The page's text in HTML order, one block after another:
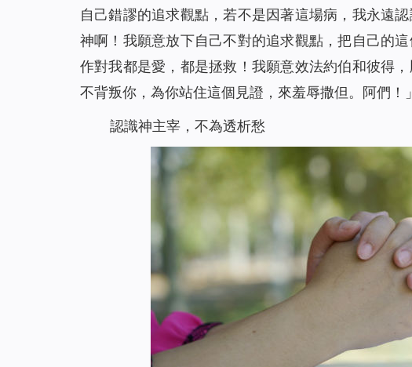
自己錯謬的追求觀點，若不是因著這場病，我永遠
神啊！我願意放下自己不對的追求觀點，把自己的
作對我都是愛，都是拯救！我願意效法約伯和彼得
不背叛你，為你站住這個見證，來羞辱撒但。阿們！
認識神主宰，不為透析愁